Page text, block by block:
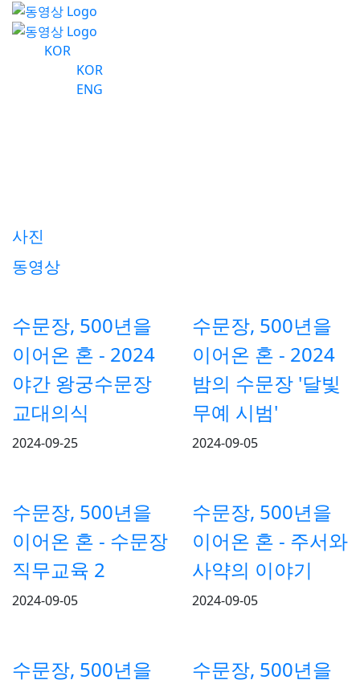
KOR
KOR
ENG
사진
동영상
수문장, 500년을
이어온 혼 - 2024
야간 왕궁수문장
교대의식
2024-09-25
수문장, 500년을
이어온 혼 - 2024
밤의 수문장 '달빛
무예 시범'
2024-09-05
수문장, 500년을
이어온 혼 - 수문장
직무교육 2
2024-09-05
수문장, 500년을
이어온 혼 - 주서와
사약의 이야기
2024-09-05
수문장, 500년을
수문장, 500년을